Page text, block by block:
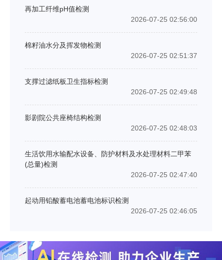
再加工纤维pH值检测
2026-07-25 02:56:00
棉籽油水分及挥发物检测
2026-07-25 02:51:37
支撑过滤纸板卫生指标检测
2026-07-25 02:49:48
影剧院公共座椅结构检测
2026-07-25 02:48:03
生活饮用水输配水设备、防护材料及水处理材料二甲苯
(总量)检测
2026-07-25 02:47:40
起动用铅酸蓄电池蓄电池标识检测
2026-07-25 02:46:05